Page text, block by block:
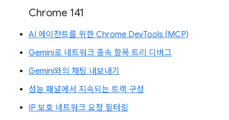
Chrome 141
AI 에이전트를 위한 Chrome DevTools (MCP)
Gemini로 네트워크 종속 항목 트리 디버그
Gemini와의 채팅 내보내기
성능 패널에서 지속되는 트랙 구성
IP 보호 네트워크 요청 필터링